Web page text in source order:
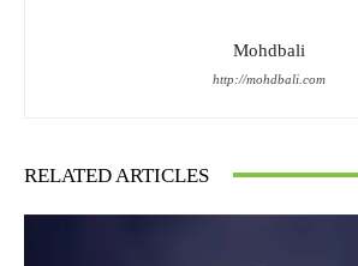
Mohdbali
http://mohdbali.com
RELATED ARTICLES